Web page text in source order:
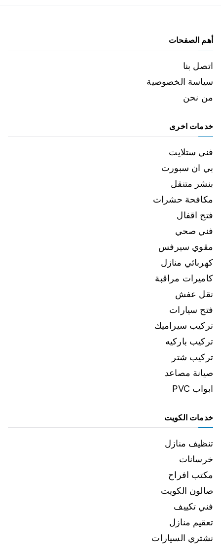
أهم الصفحات
اتصل بنا
سياسة الخصوصية
من نحن
خدمات اخرى
فني ستلايت
بي ان سبورت
بنشر متنقل
مكافحة حشرات
فتح اقفال
فني صحي
مقوي سيرفس
كهربائي منازل
كاميرات مراقبة
نقل عفش
فتح سيارات
تركيب سيراميك
تركيب باركيه
تركيب شتر
صيانة مصاعد
ابواب PVC
خدمات الكويت
تنظيف منازل
خرسانات
مكتب افراح
صالون الكويت
فني تكييف
تعقيم منازل
نشتري السيارات